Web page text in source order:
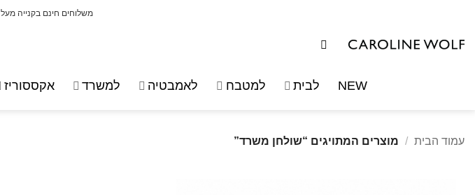
משלוחים חינם בקנייה מעל 399 ש"ח לא כולל ריהוט
NEW לבית למטבח לאמבטיה למשרד אקססוריז
עמוד הבית / מוצרים המתויגים “שולחן משרד”